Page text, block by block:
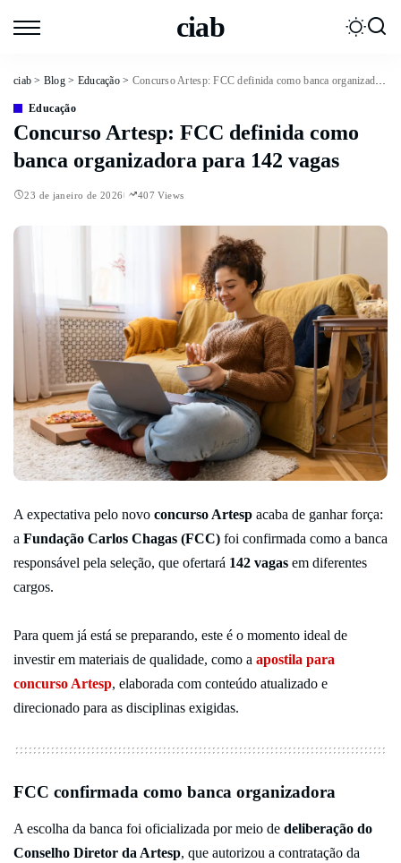
ciab
ciab > Blog > Educação> Concurso Artesp: FCC definida como banca organizadora para 142 vagas
Educação
Concurso Artesp: FCC definida como
banca organizadora para 142 vagas
23 de janeiro de 2026 407 Views
A expectativa pelo novo concurso Artesp acaba de ganhar força:
a Fundação Carlos Chagas (FCC) foi confirmada como a banca
responsável pela seleção, que ofertará 142 vagas em diferentes
cargos.
Para quem já está se preparando, este é o momento ideal de
investir em materiais de qualidade, como a apostila para
concurso Artesp, elaborada com conteúdo atualizado e
direcionado para as disciplinas exigidas.
FCC confirmada como banca organizadora
A escolha da banca foi oficializada por meio de deliberação do
Conselho Diretor da Artesp, que autorizou a contratação da